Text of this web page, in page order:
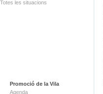
Totes les situacions
Promoció de la Vila
Agenda